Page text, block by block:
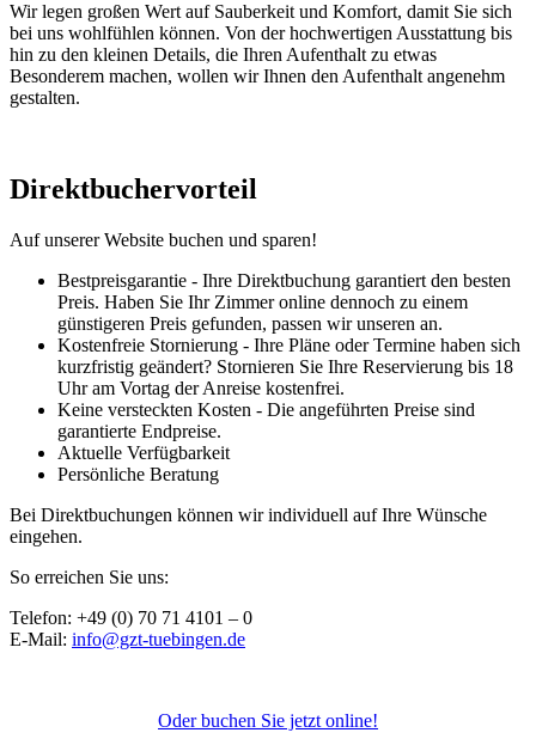
Wir legen großen Wert auf Sauberkeit und Komfort, damit Sie sich
bei uns wohlfühlen können. Von der hochwertigen Ausstattung bis
hin zu den kleinen Details, die Ihren Aufenthalt zu etwas
Besonderem machen, wollen wir Ihnen den Aufenthalt angenehm
gestalten.
Direktbuchervorteil
Auf unserer Website buchen und sparen!
Bestpreisgarantie - Ihre Direktbuchung garantiert den besten
Preis. Haben Sie Ihr Zimmer online dennoch zu einem
günstigeren Preis gefunden, passen wir unseren an.
Kostenfreie Stornierung - Ihre Pläne oder Termine haben sich
kurzfristig geändert? Stornieren Sie Ihre Reservierung bis 18
Uhr am Vortag der Anreise kostenfrei.
Keine versteckten Kosten - Die angeführten Preise sind
garantierte Endpreise.
Aktuelle Verfügbarkeit
Persönliche Beratung
Bei Direktbuchungen können wir individuell auf Ihre Wünsche
eingehen.
So erreichen Sie uns:
Telefon: +49 (0) 70 71 4101 – 0
E-Mail: info@gzt-tuebingen.de
Oder buchen Sie jetzt online!